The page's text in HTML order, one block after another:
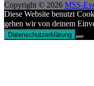
Copyright © 2026 MSS-
Diese Website benutzt
gehen wir von deinem
Datenschutzerklärung